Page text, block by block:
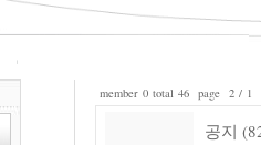
member 0 total 46 page 2 / 1
공지